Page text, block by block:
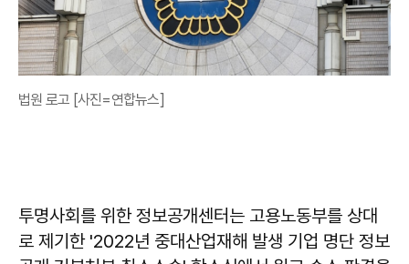
법원 로고 [사진=연합뉴스]
투명사회를 위한 정보공개센터는 고용노동부를 상대
로 제기한 '2022년 중대산업재해 발생 기업 명단 정보